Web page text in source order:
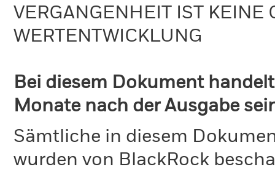
VERGANGENHEIT IST KEINE
WERTENTWICKLUNG
Bei diesem Dokument
Monate nach der Ausgabe
Sämtliche in diesem
wurden von BlackRock